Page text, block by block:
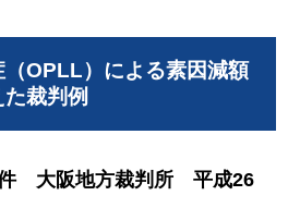
（OPLL）による素因減額
裁判例
件 大阪地方裁判所 平成26